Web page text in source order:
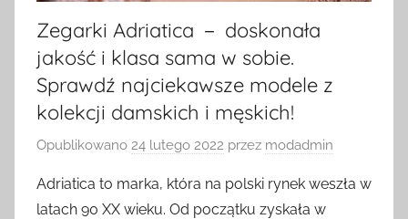
Zegarki Adriatica － doskonała
jakość i klasa sama w sobie.
Sprawdź najciekawsze modele z
kolekcji damskich i męskich!
Opublikowano 24 lutego 2022 przez modadmin
Adriatica to marka, która na polski rynek weszła w
latach 90 XX wieku. Od początku zyskała w